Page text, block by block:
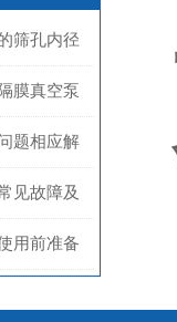
筛孔内径
膜真空泵
题相应解
见故障及
用前准备